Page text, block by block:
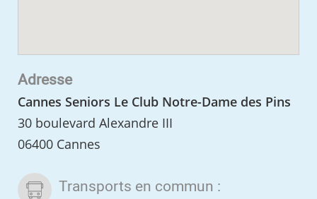
Adresse
Cannes Seniors Le Club Notre-Dame des Pins
30 boulevard Alexandre III
06400 Cannes
Transports en commun :